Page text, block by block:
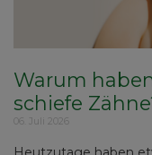
Warum
schiefe
06. Juli 2026